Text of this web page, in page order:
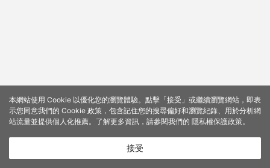
本網站使用 Cookie 以優化您的瀏覽體驗。點擊「接受」或繼續瀏覽網站，即表
示您同意我們的 Cookie 政策，包含記住您的搜尋偏好和瀏覽紀錄、用於分析網
站流量並提供個人化推薦。了解更多資訊，請參閱我們的 隱私權保護政策。
接受